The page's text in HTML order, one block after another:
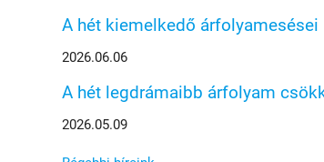
A hét kiemelkedő árfolyamesései
2026.06.06
A hét legdrámaibb árfolyam
2026.05.09